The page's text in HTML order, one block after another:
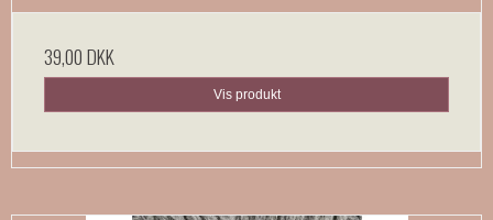
39,00 DKK
Vis produkt